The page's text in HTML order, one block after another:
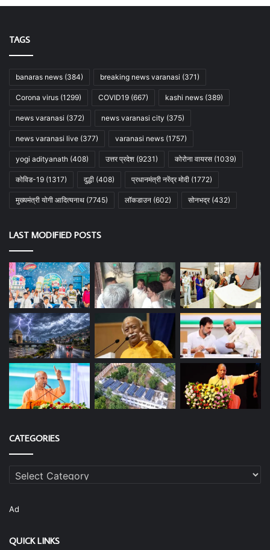
TAGS
banaras news (384) breaking news varanasi (371)
Corona virus (1299) COVID19 (667) kashi news (389)
news varanasi (372) news varanasi city (375)
news varanasi live (377) varanasi news (1757)
yogi adityanath (408) उत्तर प्रदेश (9231) कोरोना वायरस (1039)
कोविड-19 (1317) दुद्धी (408) प्रधानमंत्री नरेंद्र मोदी (1772)
मुख्यमंत्री योगी आदित्यनाथ (7745) लॉकडाउन (602) सोनभद्र(432)
LAST MODIFIED POSTS
CATEGORIES
Categories
Ad
QUICK LINKS